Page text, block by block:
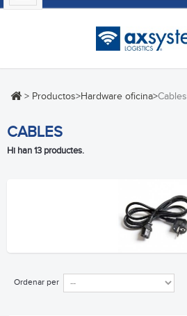
navigation
> Productos>Hardware oficina>Cables
CABLES
Hi han 13 productes.
Ordenar per